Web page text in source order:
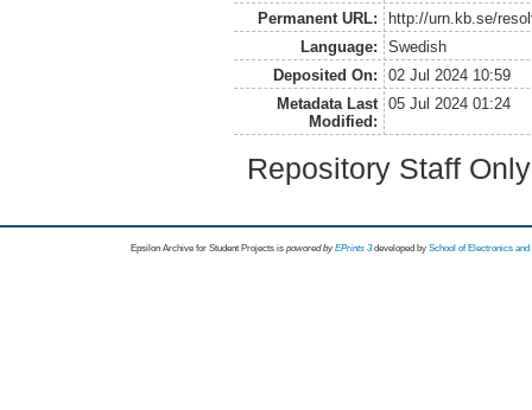
Permanent URL:
http://urn.kb.se/
Language:
Swedish
Deposited On:
02 Jul 2024 10:59
Metadata Last
Modified:
05 Jul 2024 01:24
Repository Staff
Epsilon Archive for Student Projects is powored byEPrints 3 developed by School of Electronics